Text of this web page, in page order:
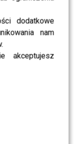
dodatkowe
nam
akceptujesz
jakiś
go